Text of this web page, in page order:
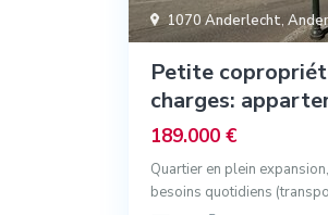
1070 Anderlecht,
Petite
charges:
189.000 €
Quartier en plein
besoins quotidiens